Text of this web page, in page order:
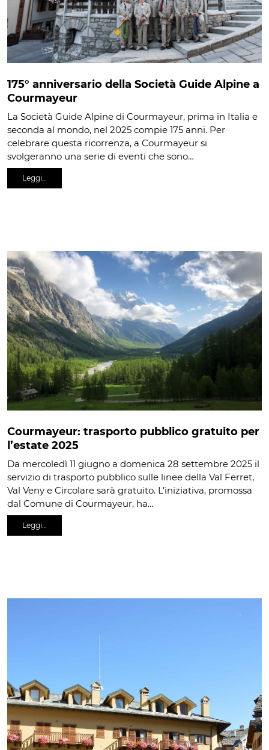
175° anniversario della Società Guide Alpine a
Courmayeur
La Società Guide Alpine di Courmayeur, prima in Italia e
seconda al mondo, nel 2025 compie 175 anni. Per
celebrare questa ricorrenza, a Courmayeur si
svolgeranno una serie di eventi che sono…
Leggi…
Courmayeur: trasporto pubblico gratuito per
l’estate 2025
Da mercoledì 11 giugno a domenica 28 settembre 2025 il
servizio di trasporto pubblico sulle linee della Val Ferret,
Val Veny e Circolare sarà gratuito. L’iniziativa, promossa
dal Comune di Courmayeur, ha…
Leggi…